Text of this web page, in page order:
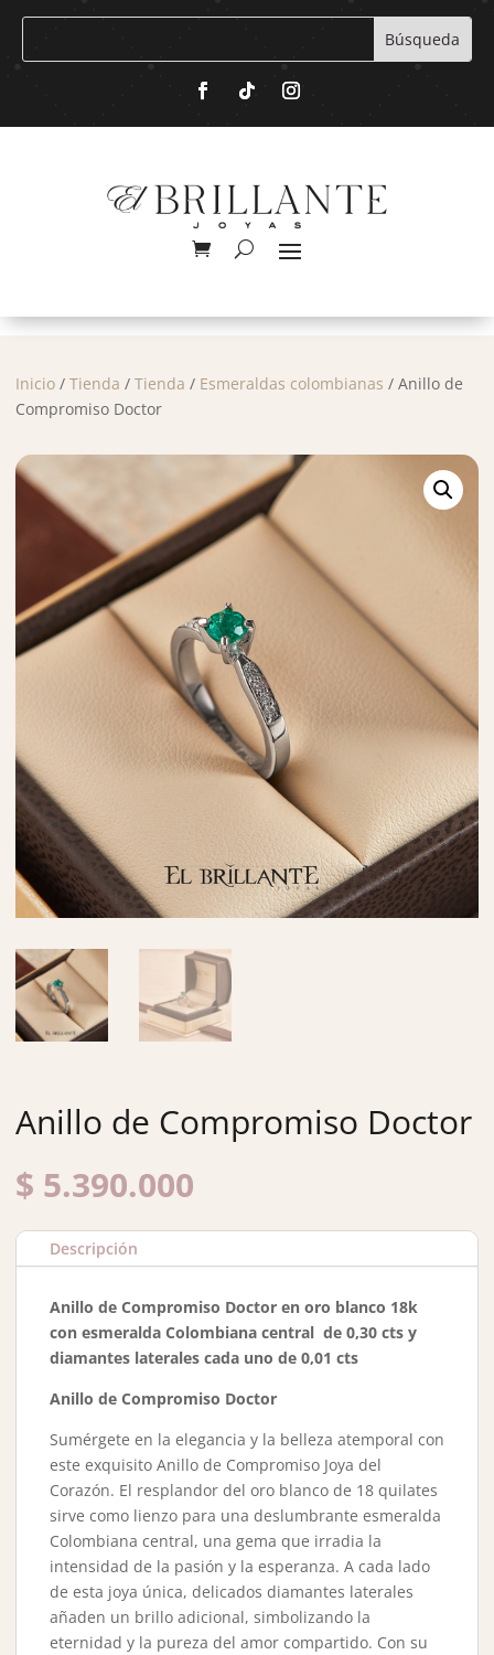
Inicio / Tienda / Tienda / Esmeraldas colombianas / Anillo de
Compromiso Doctor
Anillo de Compromiso Doctor
$ 5.390.000
Descripción
Anillo de Compromiso Doctor en oro blanco 18k
con esmeralda Colombiana central de 0,30 cts y
diamantes laterales cada uno de 0,01 cts
Anillo de Compromiso Doctor
Sumérgete en la elegancia y la belleza atemporal con
este exquisito Anillo de Compromiso Joya del
Corazón. El resplandor del oro blanco de 18 quilates
sirve como lienzo para una deslumbrante esmeralda
Colombiana central, una gema que irradia la
intensidad de la pasión y la esperanza. A cada lado
de esta joya única, delicados diamantes laterales
añaden un brillo adicional, simbolizando la
eternidad y la pureza del amor compartido. Con su